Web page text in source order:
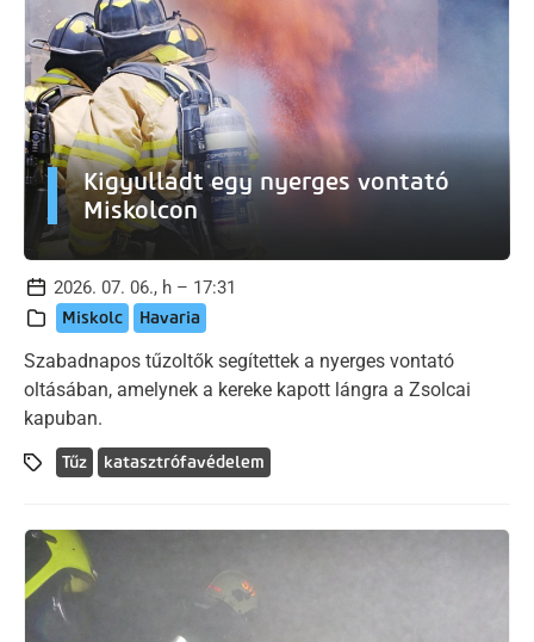
Kigyulladt egy nyerges vontató
Miskolcon
2026. 07. 06., h – 17:31
Miskolc Havaria
Szabadnapos tűzoltők segítettek a nyerges vontató
oltásában, amelynek a kereke kapott lángra a Zsolcai
kapuban.
Tűz katasztrófavédelem